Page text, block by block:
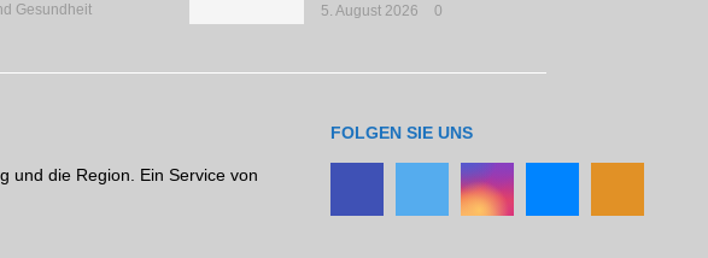
Gesundheit 5. August 2026 0
und die Region. Ein Service von
FOLGEN SIE UNS